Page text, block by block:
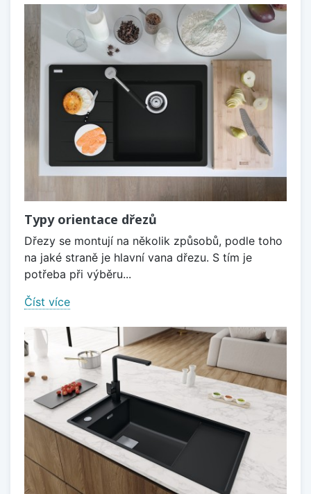
Typy orientace dřezů
Dřezy se montují na několik způsobů, podle toho
na jaké straně je hlavní vana dřezu. S tím je
potřeba při výběru...
Číst více